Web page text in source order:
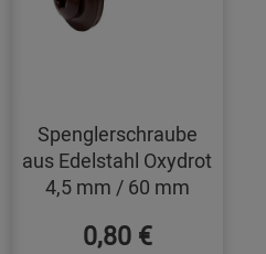
Spenglerschraube
aus Edelstahl Oxydrot
4,5 mm / 60 mm
0,80 €